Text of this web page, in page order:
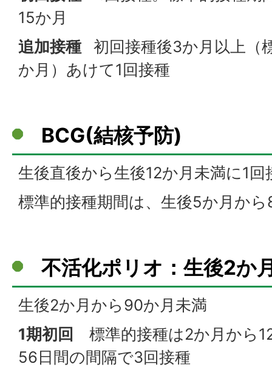
15か月
追加接種
初回接種後3か月以上（
か月）あけて1回接種
BCG(結核予防)
生後直後から生後12か月未満に1回
標準的接種期間は、生後5か月か
不活化ポリオ：生後2か
生後2か月から90か月未満
1期初回
標準的接種は2か月から
56日間の間隔で3回接種